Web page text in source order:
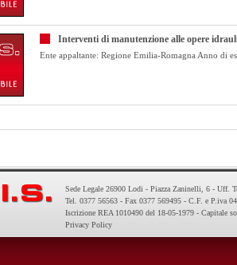
Interventi di manutenzione alle opere
Ente appaltante: Regione Emilia-Romagna Anno di
Sede Legale 26900 Lodi - Piazza Zaninelli, 6 - Uff.
Tel. 0377 56563 - Fax 0377 569495 - C.F. e P.iva
Iscrizione REA 1010490 del 18-05-1979 - Capitale
Privacy Policy